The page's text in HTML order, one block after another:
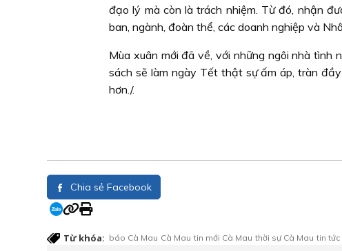
đạo lý mà còn là trách nhiệm. Từ đó, nhận
ban, ngành, đoàn thể, các doanh nghiệp và
Mùa xuân mới đã về, với những ngôi nhà
sách sẽ làm ngày Tết thật sự ấm áp, tràn
hơn./.
Chia sẻ Facebook
Từ khóa: báo Cà Mau Cà Mau tin mới Cà Mau thời sự Cà Mau tin tức